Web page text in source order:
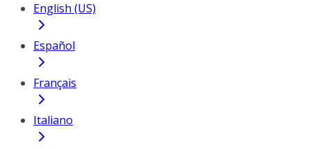
English (US)
Español
Français
Italiano